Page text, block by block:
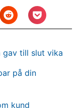
gav till slut vika
på din
kund